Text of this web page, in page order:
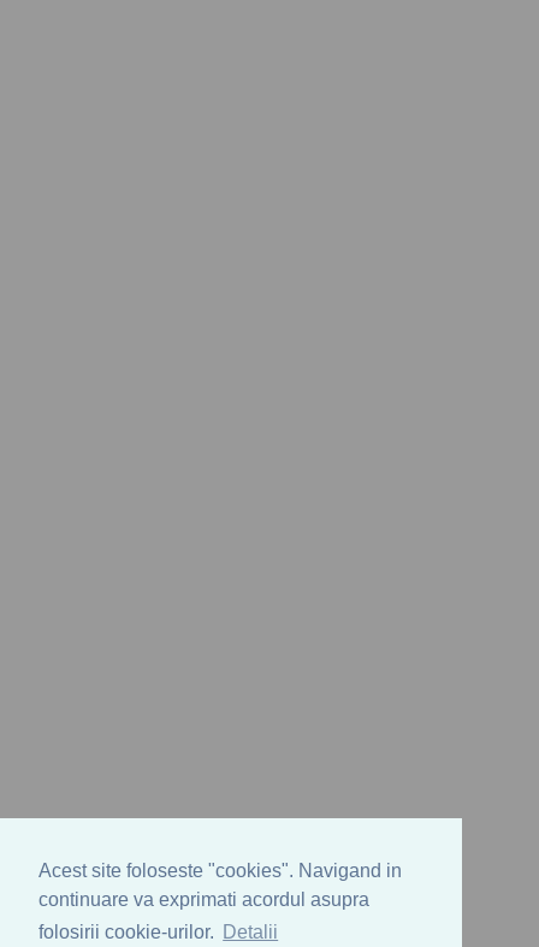
Acest site foloseste "cookies". Navigand in
continuare va exprimati acordul asupra
folosirii cookie-urilor.
Detalii